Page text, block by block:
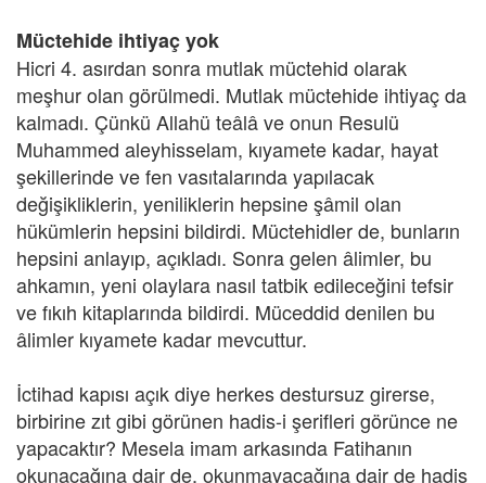
Müctehide ihtiyaç yok
Hicri 4. asırdan sonra mutlak müctehid olarak
meşhur olan görülmedi. Mutlak müctehide ihtiyaç da
kalmadı. Çünkü Allahü teâlâ ve onun Resulü
Muhammed aleyhisselam, kıyamete kadar, hayat
şekillerinde ve fen vasıtalarında yapılacak
değişikliklerin, yeniliklerin hepsine şâmil olan
hükümlerin hepsini bildirdi. Müctehidler de, bunların
hepsini anlayıp, açıkladı. Sonra gelen âlimler, bu
ahkamın, yeni olaylara nasıl tatbik edileceğini tefsir
ve fıkıh kitaplarında bildirdi. Müceddid denilen bu
âlimler kıyamete kadar mevcuttur.
İctihad kapısı açık diye herkes destursuz girerse,
birbirine zıt gibi görünen hadis-i şerifleri görünce ne
yapacaktır? Mesela imam arkasında Fatihanın
okunacağına dair de, okunmayacağına dair de hadis